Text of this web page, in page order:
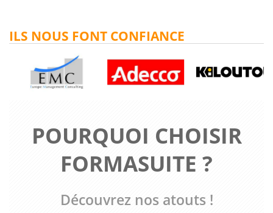
POURQUOI CHOISIR
FORMASUITE ?
Découvrez nos atouts !
ILS NOUS FONT CONFIANCE